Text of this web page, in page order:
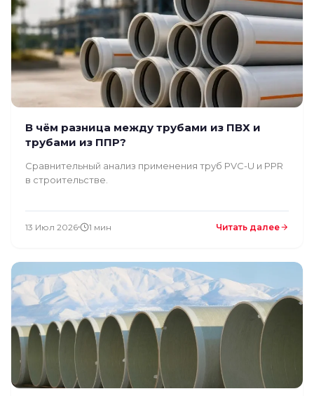
В чём разница между трубами из ПВХ и
трубами из ППР?
Сравнительный анализ применения труб PVC-U и PPR
в строительстве.
13 Июл 2026 1 мин Читать далее